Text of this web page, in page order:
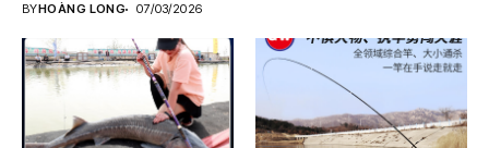
BYHOÀNG LONG 07/03/2026